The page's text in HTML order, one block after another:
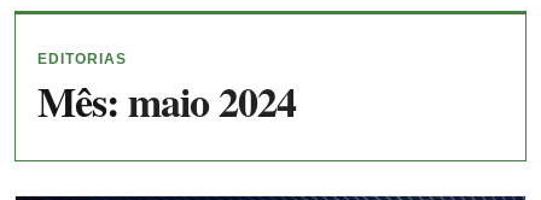
EDITORIAS
Mês:maio 2024